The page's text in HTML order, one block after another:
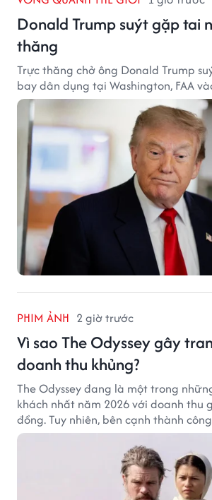
Donald Trump suýt gặp tai
thăng
Trực thăng chở ông Donald Trump
bay dân dụng tại Washington, FAA
PHIM ẢNH 2 giờ trước
Vì sao The Odyssey gây
doanh thu khủng?
The Odyssey đang là một trong
khách nhất năm 2026 với doanh thu
đồng. Tuy nhiên, bên cạnh thành
phim của Christopher Nolan cũng
tranh cãi từ khán giả.